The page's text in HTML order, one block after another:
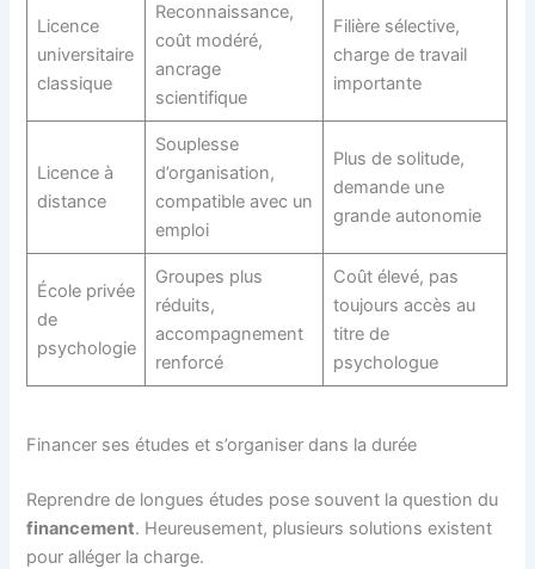
Licence
universitaire
classique
Reconnaissance,
coût modéré,
ancrage
scientifique
Filière sélective,
charge de travail
importante
Licence à
distance
Souplesse
d’organisation,
compatible avec un
emploi
Plus de solitude,
demande une
grande autonomie
École privée
de
psychologie
Groupes plus
réduits,
accompagnement
renforcé
Coût élevé, pas
toujours accès au
titre de
psychologue
Financer ses études et s’organiser dans la durée
Reprendre de longues études pose souvent la question du
financement. Heureusement, plusieurs solutions existent
pour alléger la charge.